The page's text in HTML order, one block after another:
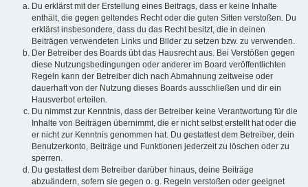
Du erklärst mit der Erstellung eines Beitrags, dass er keine Inhalte
enthält, die gegen geltendes Recht oder die guten Sitten verstoßen. Du
erklärst insbesondere, dass du das Recht besitzt, die in deinen
Beiträgen verwendeten Links und Bilder zu setzen bzw. zu verwenden.
Der Betreiber des Boards übt das Hausrecht aus. Bei Verstößen gegen
diese Nutzungsbedingungen oder anderer im Board veröffentlichten
Regeln kann der Betreiber dich nach Abmahnung zeitweise oder
dauerhaft von der Nutzung dieses Boards ausschließen und dir ein
Hausverbot erteilen.
Du nimmst zur Kenntnis, dass der Betreiber keine Verantwortung für die
Inhalte von Beiträgen übernimmt, die er nicht selbst erstellt hat oder die
er nicht zur Kenntnis genommen hat. Du gestattest dem Betreiber, dein
Benutzerkonto, Beiträge und Funktionen jederzeit zu löschen oder zu
sperren.
Du gestattest dem Betreiber darüber hinaus, deine Beiträge
abzuändern, sofern sie gegen o. g. Regeln verstoßen oder geeignet